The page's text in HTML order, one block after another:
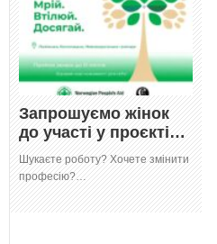
Запрошуємо жінок
до участі у проєкті…
Шукаєте роботу? Хочете змінити
професію?…